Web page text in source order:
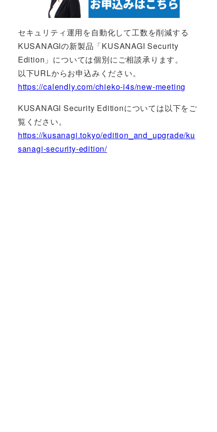
セキュリティ運用を自動化して工数を削減する
KUSANAGIの新製品「KUSANAGI Security
Edition」については個別にご相談承ります。
以下URLからお申込みください。
https://calendly.com/chieko-i4s/new-meeting
KUSANAGI Security Editionについては以下をご
覧ください。
https://kusanagi.tokyo/edition_and_upgrade/ku
sanagi-security-edition/